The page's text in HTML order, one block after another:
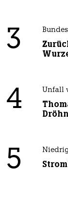
3
4 Unfall
5